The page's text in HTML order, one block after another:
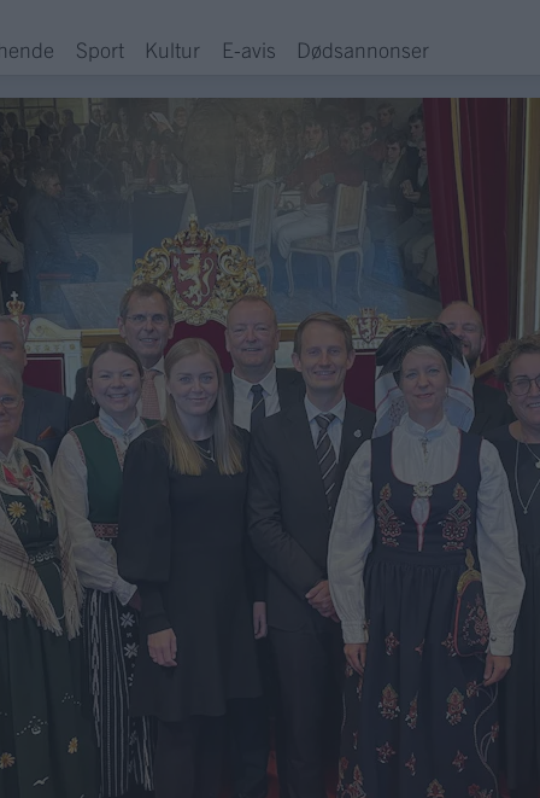
Sport Kultur E-avis Dødsannonser